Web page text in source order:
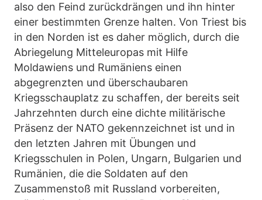
also den Feind zurückdrängen und ihn hinter
einer bestimmten Grenze halten. Von Triest bis
in den Norden ist es daher möglich, durch die
Abriegelung Mitteleuropas mit Hilfe
Moldawiens und Rumäniens einen
abgegrenzten und überschaubaren
Kriegsschauplatz zu schaffen, der bereits seit
Jahrzehnten durch eine dichte militärische
Präsenz der NATO gekennzeichnet ist und in
den letzten Jahren mit Übungen und
Kriegsschulen in Polen, Ungarn, Bulgarien und
Rumänien, die die Soldaten auf den
Zusammenstoß mit Russland vorbereiten,